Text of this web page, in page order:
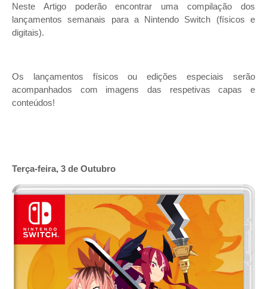
Neste Artigo poderão encontrar uma compilação dos
lançamentos semanais para a Nintendo Switch (físicos e
digitais).
Os lançamentos físicos ou edições especiais serão
acompanhados com imagens das respetivas capas e
conteúdos!
Terça-feira, 3 de Outubro